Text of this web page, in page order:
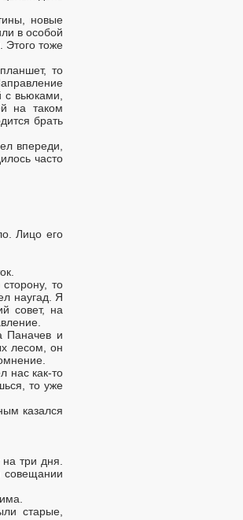
новые
в особой
Этого тоже
то
вьюками,
на таком
брать
впереди,
часто
Лицо его
то
наугад. Я
совет, на
Паначев и
лесом, он
нас как-то
то уже
казался
три дня.
совещании
старые,